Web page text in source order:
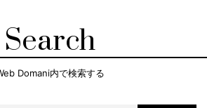
Search
Domani内で検索する